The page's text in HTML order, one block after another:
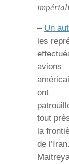
– Un
les
avions
ont
tout
la
de l’Iran.